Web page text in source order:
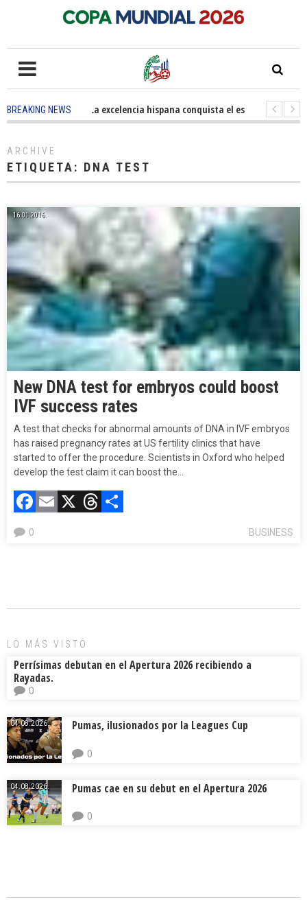
BREAKING NEWS
5 months ago
La excelencia hispana conquista el escenario
ARCHIVE
ETIQUETA: DNA TEST
16.01.2016.
New DNA test for embryos could boost
IVF success rates
A test that checks for abnormal amounts of DNA in IVF embryos
has raised pregnancy rates at US fertility clinics that have
started to offer the procedure. Scientists in Oxford who helped
develop the test claim it can boost the…
Facebook
Email
X Threads
BUSINESS
0
LO MÁS VISTO
Perrísimas debutan en el Apertura 2026 recibiendo a
Rayadas.
0
04.08.2026. Pumas, ilusionados por la Leagues Cup
0
04.08.2026. Pumas cae en su debut en el Apertura 2026
0